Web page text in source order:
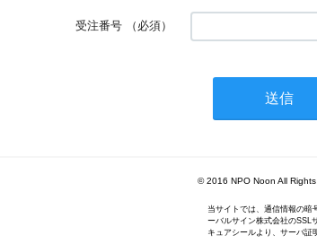
受注番号 （必須）
© 2016 NPO Noon All Rights
当サイトでは、通信情報の暗
ーバルサイン株式会社のSSL
キュアシールより、サーバ証